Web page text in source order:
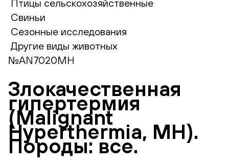
Птицы сельскохозяйственные
Свиньи
Сезонные исследования
Другие виды животных
№AN7020MH
Злокачественная
гипертермия
(Malignant
Hyperthermia, MH).
Породы: все.